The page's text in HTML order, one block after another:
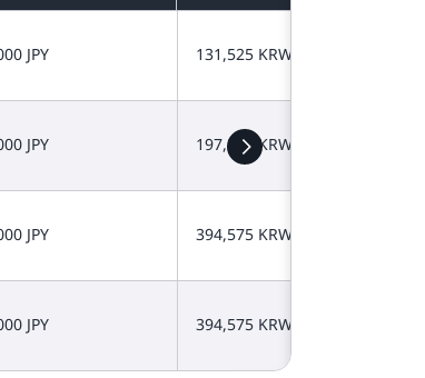
JPY 131,525 KRW
JPY 197,287 KRW
JPY 394,575 KRW
JPY 394,575 KRW